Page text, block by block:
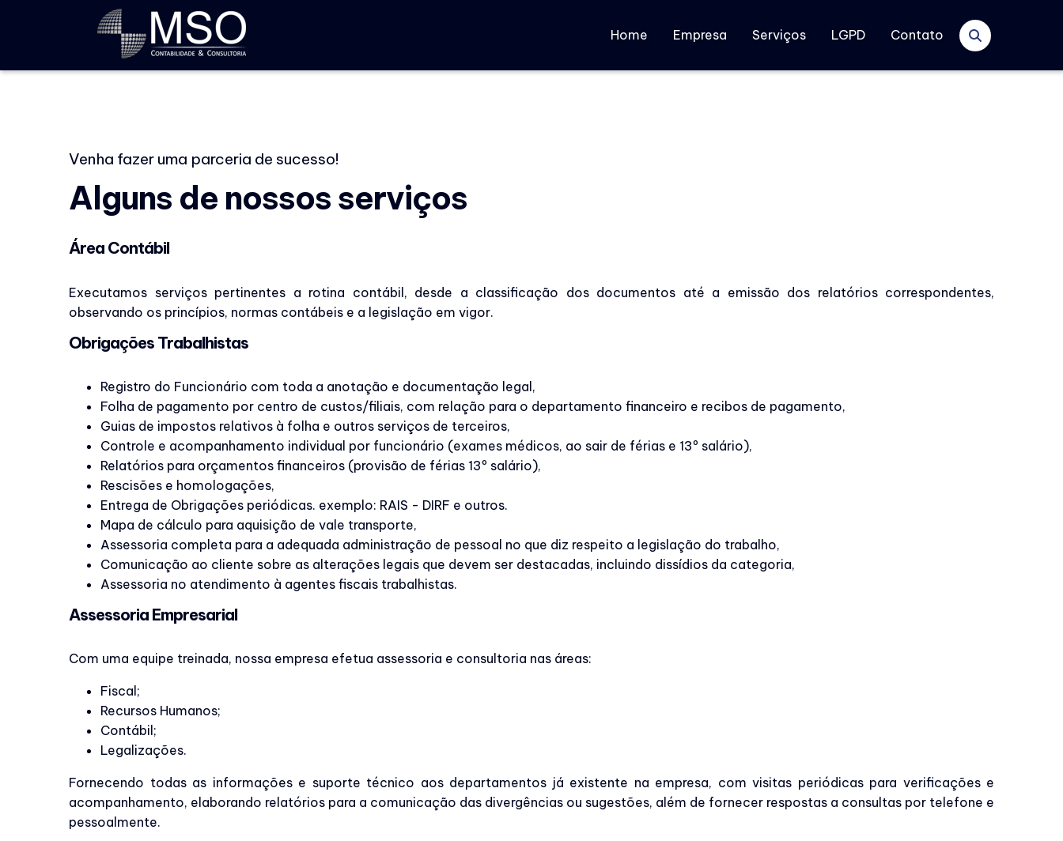
Home Empresa Serviços LGPD Contato
Venha fazer uma parceria de sucesso!
Alguns de nossos serviços
Área Contábil
Executamos serviços pertinentes a rotina contábil, desde a classificação dos documentos até a emissão dos relatórios correspondentes,
observando os princípios, normas contábeis e a legislação em vigor.
Obrigações Trabalhistas
Registro do Funcionário com toda a anotação e documentação legal,
Folha de pagamento por centro de custos/filiais, com relação para o departamento financeiro e recibos de pagamento,
Guias de impostos relativos à folha e outros serviços de terceiros,
Controle e acompanhamento individual por funcionário (exames médicos, ao sair de férias e 13º salário),
Relatórios para orçamentos financeiros (provisão de férias 13º salário),
Rescisões e homologações,
Entrega de Obrigações periódicas. exemplo: RAIS - DIRF e outros.
Mapa de cálculo para aquisição de vale transporte,
Assessoria completa para a adequada administração de pessoal no que diz respeito a legislação do trabalho,
Comunicação ao cliente sobre as alterações legais que devem ser destacadas, incluindo dissídios da categoria,
Assessoria no atendimento à agentes fiscais trabalhistas.
Assessoria Empresarial
Com uma equipe treinada, nossa empresa efetua assessoria e consultoria nas áreas:
Fiscal;
Recursos Humanos;
Contábil;
Legalizações.
Fornecendo todas as informações e suporte técnico aos departamentos já existente na empresa, com visitas periódicas para verificações e
acompanhamento, elaborando relatórios para a comunicação das divergências ou sugestões, além de fornecer respostas a consultas por telefone e
pessoalmente.